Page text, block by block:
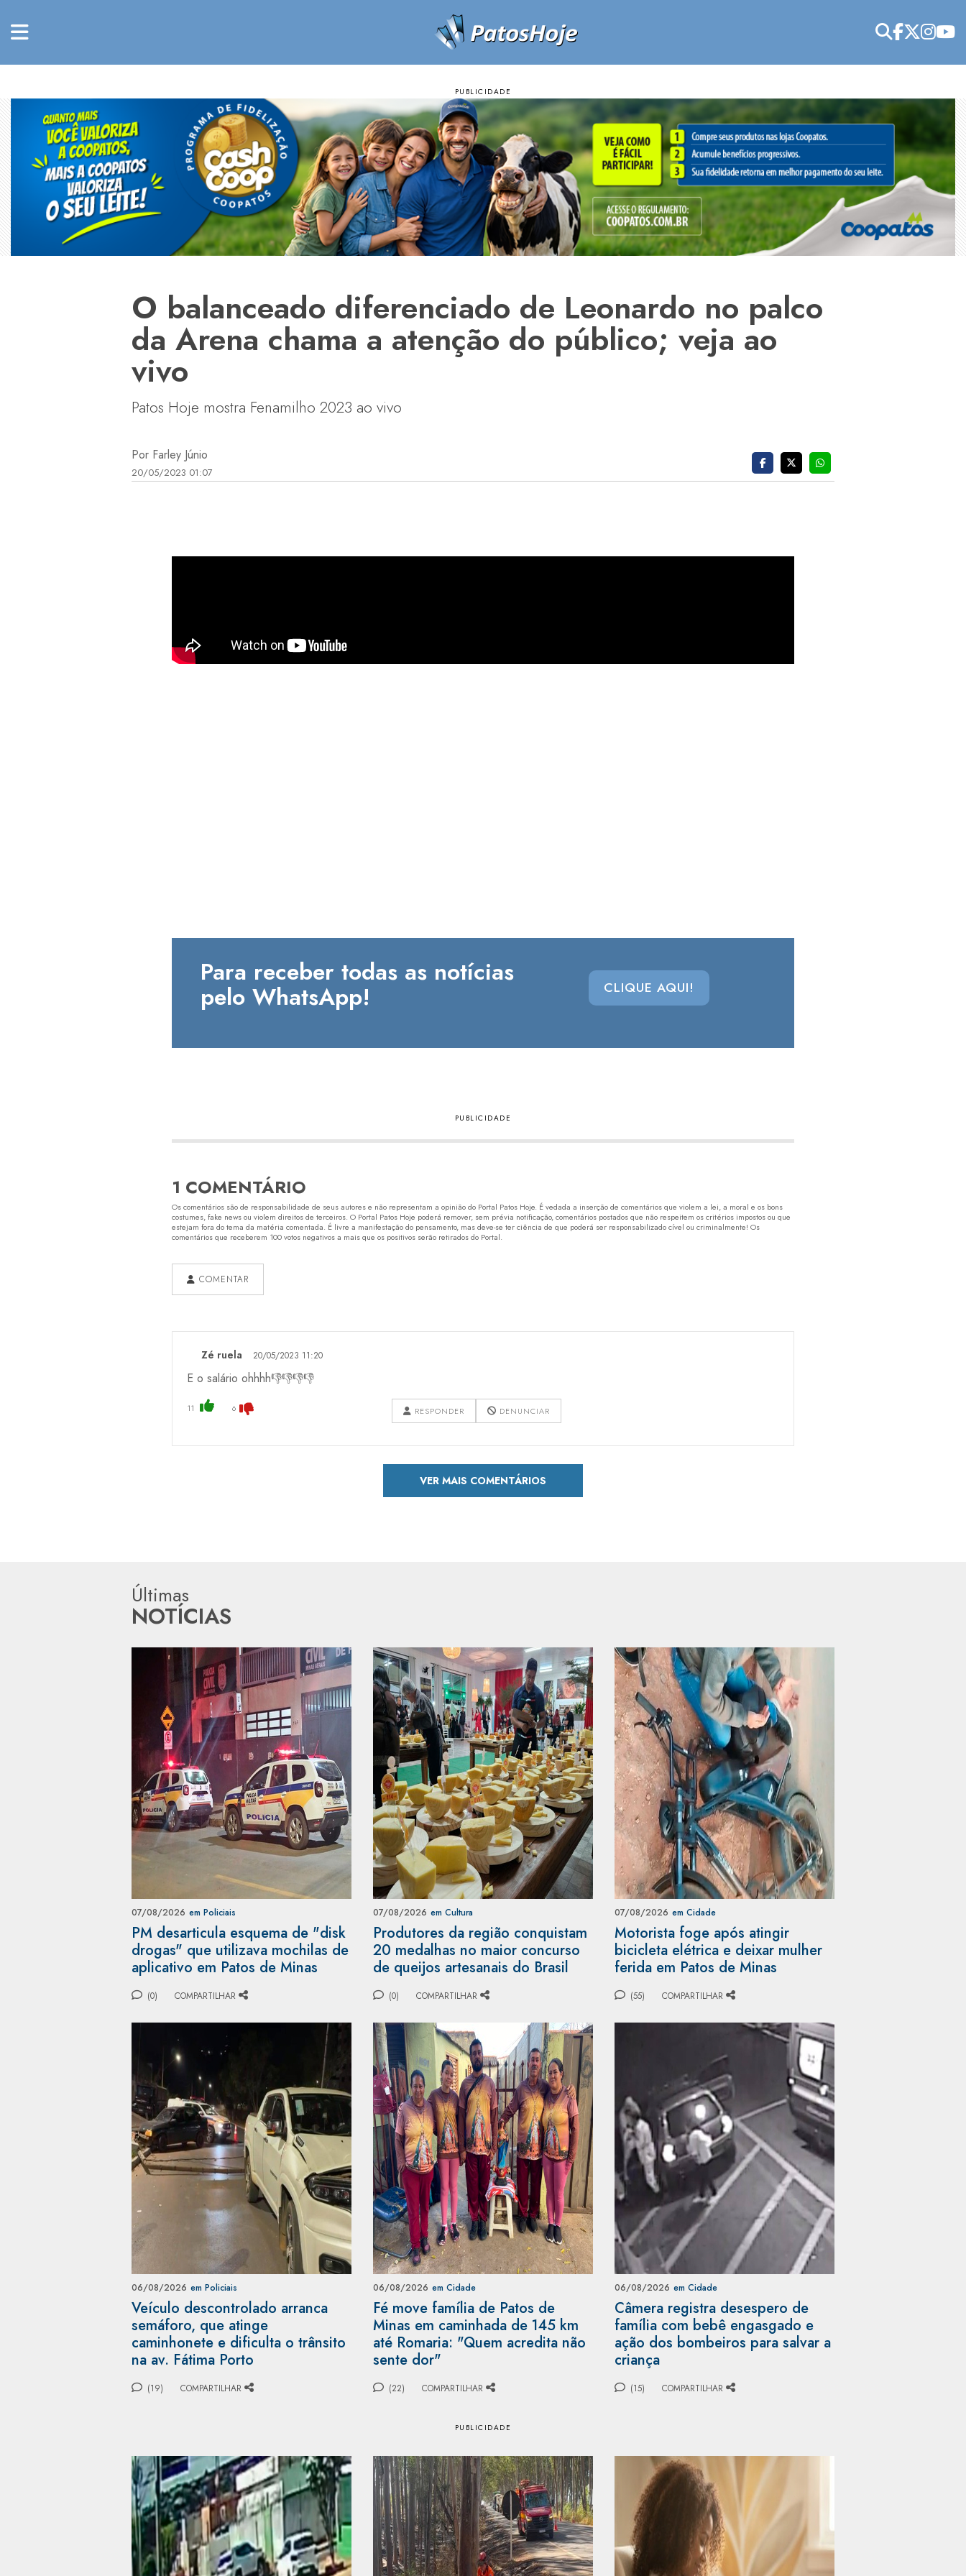
O balanceado diferenciado de Leonardo no palco
da Arena chama a atenção do público; veja ao
vivo
Patos Hoje mostra Fenamilho 2023 ao vivo
Por Farley Júnio
20/05/2023 01:07
Para receber todas as notícias
pelo WhatsApp! CLIQUE AQUI!
1 COMENTÁRIO
Os comentários são de responsabilidade de seus autores e não representam a opinião do Portal Patos Hoje. É vedada a inserção de comentários que violem a lei, a moral e os bons
costumes, fake news ou violem direitos de terceiros. O Portal Patos Hoje poderá remover, sem prévia notificação, comentários postados que não respeitem os critérios impostos ou que
estejam fora do tema da matéria comentada. É livre a manifestação do pensamento, mas deve-se ter ciência de que poderá ser responsabilizado cível ou criminalmente! Os
comentários que receberem 100 votos negativos a mais que os positivos serão retirados do Portal.
COMENTAR
Zé ruela 20/05/2023 11:20
E o salário ohhhh👎👎👎👎
11 6 RESPONDER DENUNCIAR
VER MAIS COMENTÁRIOS
Últimas
NOTÍCIAS
07/08/2026 em Policiais
PM desarticula esquema de "disk
drogas" que utilizava mochilas de
aplicativo em Patos de Minas
(0) COMPARTILHAR
07/08/2026 em Cultura
Produtores da região conquistam
20 medalhas no maior concurso
de queijos artesanais do Brasil
(0) COMPARTILHAR
07/08/2026 em Cidade
Motorista foge após atingir
bicicleta elétrica e deixar mulher
ferida em Patos de Minas
(55) COMPARTILHAR
06/08/2026 em Policiais
Veículo descontrolado arranca
semáforo, que atinge
caminhonete e dificulta o trânsito
na av. Fátima Porto
(19) COMPARTILHAR
06/08/2026 em Cidade
Fé move família de Patos de
Minas em caminhada de 145 km
até Romaria: "Quem acredita não
sente dor"
(22) COMPARTILHAR
06/08/2026 em Cidade
Câmera registra desespero de
família com bebê engasgado e
ação dos bombeiros para salvar a
criança
(15) COMPARTILHAR